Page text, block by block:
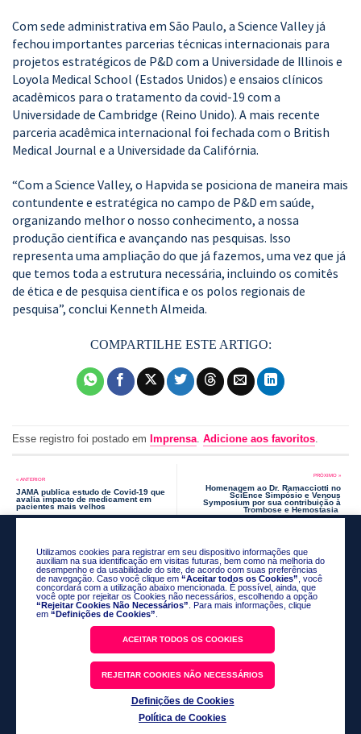
Com sede administrativa em São Paulo, a Science Valley já
fechou importantes parcerias técnicas internacionais para
projetos estratégicos de P&D com a Universidade de Illinois e
Loyola Medical School (Estados Unidos) e ensaios clínicos
acadêmicos para o tratamento da covid-19 com a
Universidade de Cambridge (Reino Unido). A mais recente
parceria acadêmica internacional foi fechada com o British
Medical Journal e a Universidade da Califórnia.
“Com a Science Valley, o Hapvida se posiciona de maneira mais
contundente e estratégica no campo de P&D em saúde,
organizando melhor o nosso conhecimento, a nossa
produção científica e avançando nas pesquisas. Isso
representa uma ampliação do que já fazemos, uma vez que já
que temos toda a estrutura necessária, incluindo os comitês
de ética e de pesquisa científica e os polos regionais de
pesquisa”, conclui Kenneth Almeida.
Esse registro foi postado em Imprensa. Adicione aos favoritos.
JAMA publica estudo de Covid-19 que
avalia impacto de medicament em
pacientes mais velhos
Homenagem ao Dr. Ramacciotti no
SciEnce Simpósio e Venous
Symposium por sua contribuição à
Trombose e Hemostasia
Política de Privacidade
Código de Conduta
Fale Conosco
Utilizamos cookies para registrar em seu dispositivo informações que
auxiliam na sua identificação em visitas futuras, bem como na melhoria do
desempenho e da usabilidade do site, de acordo com suas preferências
de navegação. Caso você clique em “Aceitar todos os Cookies” , você
concordará com a utilização abaixo mencionada. É possível, ainda, que
você opte por rejeitar os Cookies não necessários, escolhendo a opção
“Rejeitar Cookies Não Necessários” . Para mais informações, clique
em “Definições de Cookies”
ACEITAR TODOS OS COOKIES
REJEITAR COOKIES NÃO NECESSÁRIOS
Definições de Cookies
Política de Cookies